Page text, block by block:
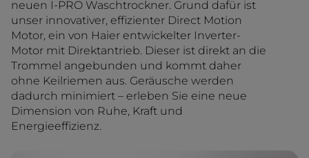
neuen I-PRO Waschtrockner. Grund dafür ist
unser innovativer, effizienter Direct Motion
Motor, ein von Haier entwickelter Inverter-
Motor mit Direktantrieb. Dieser ist direkt an die
Trommel angebunden und kommt daher
ohne Keilriemen aus. Geräusche werden
dadurch minimiert – erleben Sie eine neue
Dimension von Ruhe, Kraft und
Energieeffizienz.